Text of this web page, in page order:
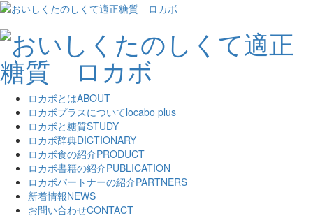
ロカボとはABOUT
ロカボプラスについてlocabo plus
ロカボと糖質STUDY
ロカボ辞典DICTIONARY
ロカボ食の紹介PRODUCT
ロカボ書籍の紹介PUBLICATION
ロカボパートナーの紹介PARTNERS
新着情報NEWS
お問い合わせCONTACT